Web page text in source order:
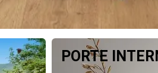
PORTE